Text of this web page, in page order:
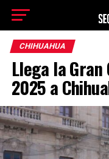
CHIHUAHUA
Llega la
2025 a